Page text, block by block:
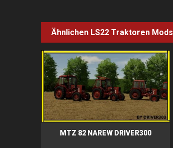
Ähnlichen LS22 Traktoren Mods
MTZ 82 NAREW DRIVER300